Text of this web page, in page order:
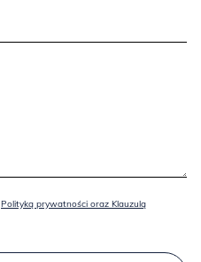
Polityką prywatności oraz Klauzulą